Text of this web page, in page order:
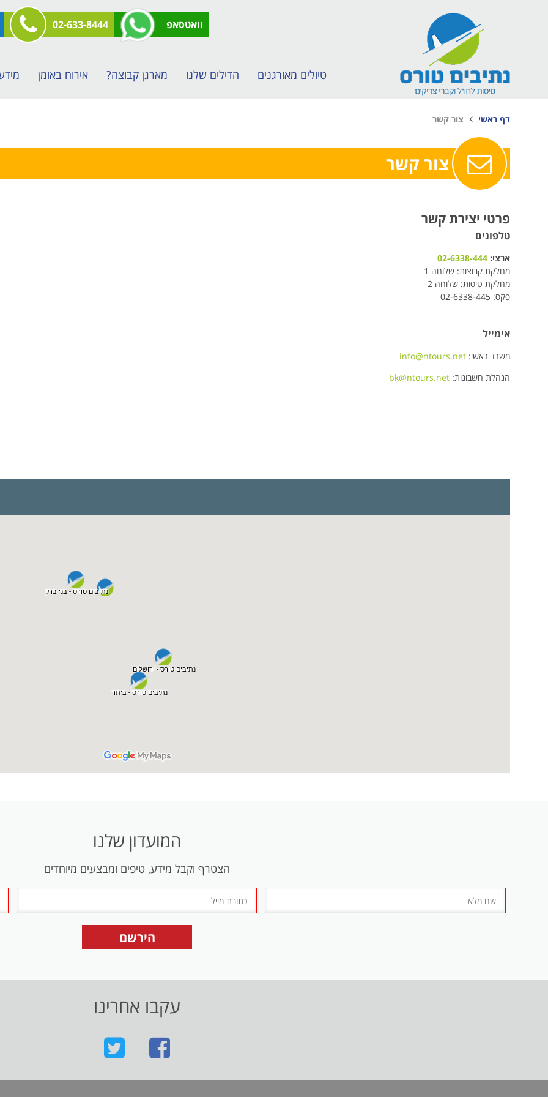
02-633-8444 וואטסאפ
טיולים מאורגנים הדילים שלנו מארגן קבוצה? אירוח באומן
דף ראשי צור קשר
צור קשר
פרטי יצירת קשר
טלפונים
ארצי: 02-6338-444
מחלקת קבוצות: שלוחה 1
מחלקת טיסות: שלוחה 2
פקס: 02-6338-445
אימייל
משרד ראשי: info@ntours.net
הנהלת חשבונות: bk@ntours.net
המועדון שלנו
הצטרף וקבל מידע, טיפים ומבצעים מיוחדים
עקבו אחרינו